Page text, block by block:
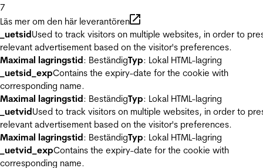
7
Läs mer om den här leverantören
_uetsidUsed to track visitors on multiple websites, in order to
relevant advertisement based on the visitor's preferences.
Maximal lagringstid: BeständigTyp: Lokal HTML-lagring
_uetsid_expContains the expiry-date for the cookie with
corresponding name.
Maximal lagringstid: BeständigTyp: Lokal HTML-lagring
_uetvidUsed to track visitors on multiple websites, in order to
relevant advertisement based on the visitor's preferences.
Maximal lagringstid: BeständigTyp: Lokal HTML-lagring
_uetvid_expContains the expiry-date for the cookie with
corresponding name.